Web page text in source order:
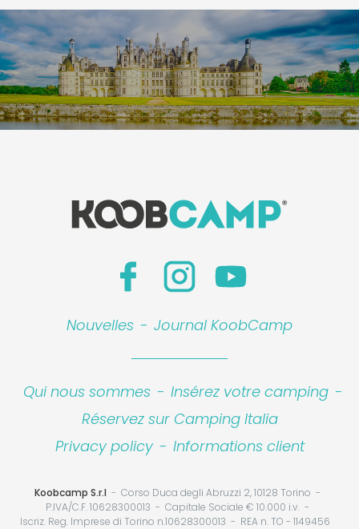
Nouvelles - Journal KoobCamp
Qui nous sommes - Insérez votre camping -
Réservez sur Camping Italia
Privacy policy - Informations client
Koobcamp S.r.l
Corso Duca degli Abruzzi 2, 10128 Torino
P.IVA/C.F. 10628300013
Capitale Sociale € 10.000 i.v.
Iscriz. Reg. Imprese di Torino n.10628300013
REA n. TO - 1149456